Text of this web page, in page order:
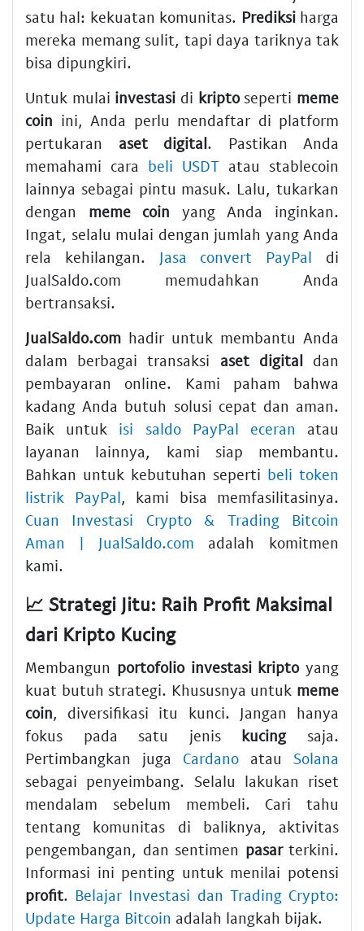
satu hal: kekuatan komunitas. Prediksiharga
mereka memang sulit, tapi daya tariknya tak
bisa dipungkiri.
Untuk mulai investasi di kriptoseperti meme
coin ini, Anda perlu mendaftar di platform
pertukaran aset digital. Pastikan Anda
memahami cara beli USDT atau stablecoin
lainnya sebagai pintu masuk. Lalu, tukarkan
dengan meme coin yang Anda inginkan.
Ingat, selalu mulai dengan jumlah yang Anda
rela kehilangan. Jasa convert PayPal di
JualSaldo.com memudahkan Anda
bertransaksi.
JualSaldo.com hadir untuk membantu Anda
dalam berbagai transaksi aset digitaldan
pembayaran online. Kami paham bahwa
kadang Anda butuh solusi cepat dan aman.
Baik untuk isi saldo PayPal eceran atau
layanan lainnya, kami siap membantu.
Bahkan untuk kebutuhan seperti beli token
listrik PayPal, kami bisa memfasilitasinya.
Cuan Investasi Crypto & Trading Bitcoin
Aman | JualSaldo.com adalah komitmen
kami.
📈 Strategi Jitu: Raih Profit Maksimal
dari Kripto Kucing
Membangun portofolio investasi kriptoyang
kuat butuh strategi. Khususnya untuk meme
coin , diversifikasi itu kunci. Jangan hanya
fokus pada satu jenis kucingsaja.
Pertimbangkan juga Cardano atau Solana
sebagai penyeimbang. Selalu lakukan riset
mendalam sebelum membeli. Cari tahu
tentang komunitas di baliknya, aktivitas
pengembangan, dan sentimen pasarterkini.
Informasi ini penting untuk menilai potensi
profit. Belajar Investasi dan Trading Crypto:
Update Harga Bitcoin adalah langkah bijak.